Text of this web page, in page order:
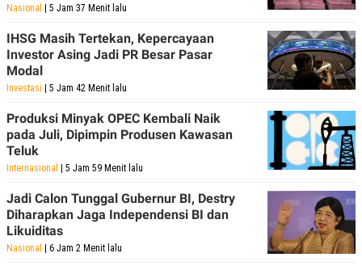
Nasional | 5 Jam 37 Menit lalu
IHSG Masih Tertekan, Kepercayaan
Investor Asing Jadi PR Besar Pasar
Modal
Investasi | 5 Jam 42 Menit lalu
Produksi Minyak OPEC Kembali Naik
pada Juli, Dipimpin Produsen Kawasan
Teluk
Internasional | 5 Jam 59 Menit lalu
Jadi Calon Tunggal Gubernur BI, Destry
Diharapkan Jaga Independensi BI dan
Likuiditas
Nasional | 6 Jam 2 Menit lalu